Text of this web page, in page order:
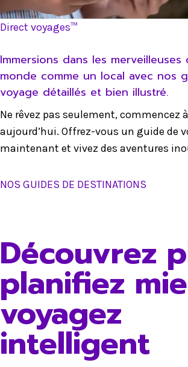
Direct voyages™
Immersions dans les
monde comme un local avec nos
voyage détaillés et bien illustré.
Ne rêvez pas seulement, commencez
aujourd’hui. Offrez-vous un guide de
maintenant et vivez des aventures
NOS GUIDES DE DESTINATIONS
Découvrez
planifiez
voyagez
intelligent